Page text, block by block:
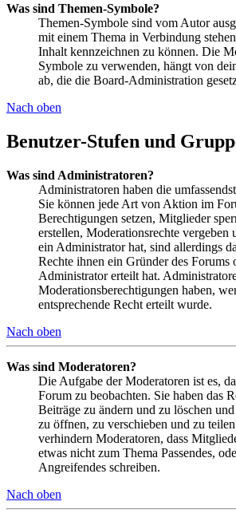
Was sind Themen-Symbole?
Themen-Symbole sind vom Autor
mit einem Thema in Verbindung
Inhalt kennzeichnen zu können. Die
Symbole zu verwenden, hängt von
ab, die die Board-Administration
Nach oben
Benutzer-Stufen und
Was sind Administratoren?
Administratoren haben die
Sie können jede Art von Aktion im
Berechtigungen setzen, Mitglieder
erstellen, Moderationsrechte vergeben
ein Administrator hat, sind allerdings
Rechte ihnen ein Gründer des Forums
Administrator erteilt hat.
Moderationsberechtigungen haben,
entsprechende Recht erteilt wurde.
Nach oben
Was sind Moderatoren?
Die Aufgabe der Moderatoren ist es,
Forum zu beobachten. Sie haben das
Beiträge zu ändern und zu löschen
zu öffnen, zu verschieben und zu
verhindern Moderatoren, dass
etwas nicht zum Thema Passendes,
Angreifendes schreiben.
Nach oben